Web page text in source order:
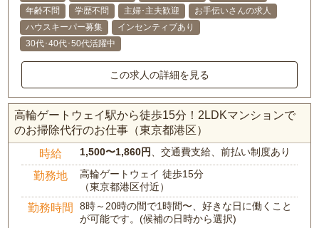
年齢不問
学歴不問 主婦･主夫歓迎
お手伝いさんの求人
ハウスキーパー募集
インセンティブあり
30代･40代･50代活躍中
この求人の詳細を見る
高輪ゲートウェイ駅から徒歩15分！2LDKマンションで
のお掃除代行のお仕事（東京都港区）
時給 1,500〜1,860円 、交通費支給、前払い制度あり
勤務地
高輪ゲートウェイ 徒歩15分
（東京都港区付近）
勤務時間
8時～20時の間で1時間〜、好きな日に働くこと
が可能です。(候補の日時から選択)